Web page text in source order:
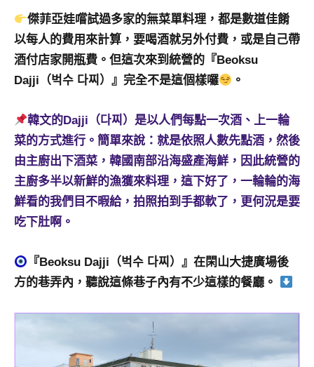
書
作
者、
各
會
及
活
動
主
持、
學
企
業
座、
傑菲亞娃嚐試過多家的無菜單料理，都是數道佳餚
以每人的費用來計算，要喝酒就另外付費，或是自己帶
酒付店家開瓶費。但這次來到統營的『Beoksu
Dajji（벅수 다찌）』完全不是這個樣囉
。
韓文的Dajji（다찌）是以人們每點一次酒、上一輪
菜的方式進行。簡單來說：就是依照人數先點酒，然後
由主廚出下酒菜，韓國南部沿海盛產海鮮，因此統營的
主廚多半以新鮮的漁獲來料理，這下好了，一輪輪的海
鮮看的我們目不暇給，拍照拍到手都軟了，更何況是要
吃下肚啊。
『Beoksu Dajji（벅수 다찌）』在閑山大捷廣場後
方的巷弄內，聽說這條巷子內有不少這樣的餐廳。